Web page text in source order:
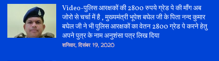
Video-पुलिस आरक्षकों की 2800 रुपये ग्रेड पे की माँग अब
जोरो से चर्चा में है , मुख्यमंत्री भूपेश बघेल जी के पिता नन्द कुमार
बघेल जी ने भी पुलिस आरक्षकों का वेतन 2800 ग्रेड पे करने हेतु
अपने पुत्र के नाम अनुशंसा पत्र लिख दिया
शनिवार, दिसंबर 19, 2020